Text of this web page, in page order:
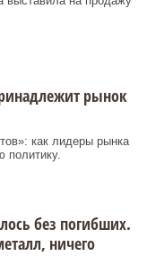
рынок
как лидеры рынка
политику.
без погибших.
ничего